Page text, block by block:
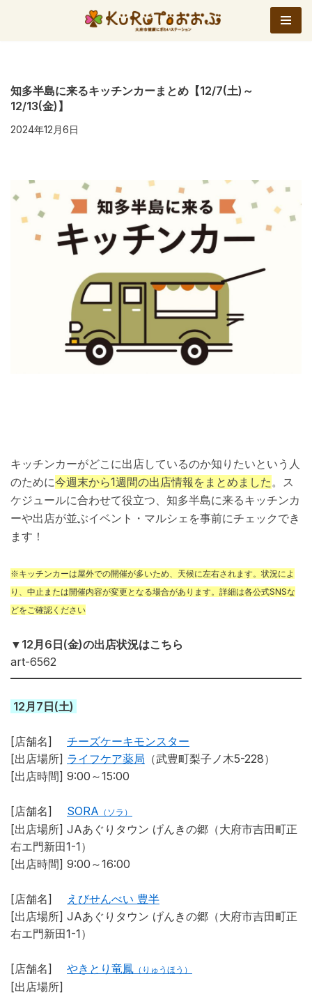
ン
ツ
へ
プ
知多半島に来るキッチンカーまとめ【12/7(土)～
12/13(金)】
2024年12月6日
キッチンカーがどこに出店しているのか知りたいという人
のために今週末から1週間の出店情報をまとめました。ス
ケジュールに合わせて役立つ、知多半島に来るキッチンカ
ーや出店が並ぶイベント・マルシェを事前にチェックでき
ます！
※キッチンカーは屋外での開催が多いため、天候に左右されます。状況によ
り、中止または開催内容が変更となる場合があります。詳細は各公式SNSな
どをご確認ください
▼12月6日(金)の出店状況はこちら
art-6562
12月7日(土)
[店舗名] チーズケーキモンスター
[出店場所] ライフケア薬局 （武豊町梨子ノ木5-228）
[出店時間] 9:00～15:00
[店舗名] SORA （ソラ）
[出店場所] JAあぐりタウン げんきの郷（大府市吉田町正
右エ門新田1-1）
[出店時間] 9:00～16:00
[店舗名]
えびせんべい 豊半
[出店場所] JAあぐりタウン げんきの郷（大府市吉田町正
右エ門新田1-1）
[店舗名] やきとり竜鳳 （りゅうほう）
[出店場所]